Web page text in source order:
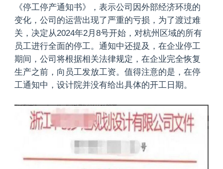
《停工停产通知书》，表示公司因外部经济环境的
变化，公司的运营出现了严重的亏损，为了渡过难
关，决定从2024年2月8号开始，对杭州区域的所有
员工进行全面的停工。通知中还提及，在企业停工
期间，公司将根据相关法律规定，在企业完全恢复
生产之前，向员工发放工资。值得注意的是，在停
工通知中，设计院并没有给出具体的开工日期。